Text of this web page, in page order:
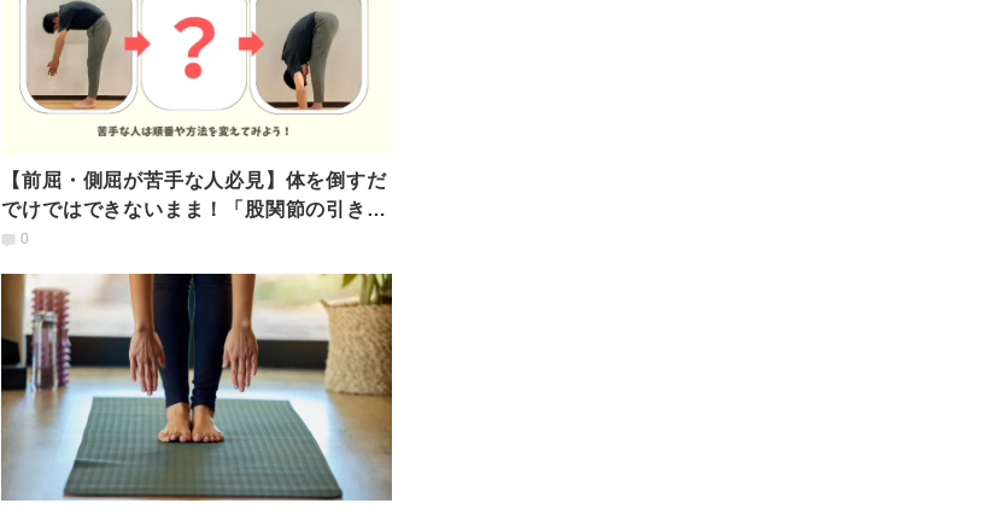
【前屈・側屈が苦手な人必見】体を倒すだ
でけではできないまま！「股関節の引き込
み」をマスターしよう
0